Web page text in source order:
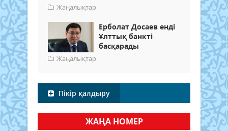
Жаңалықтар
Ерболат Досаев енді
Ұлттық банкті
басқарады
Жаңалықтар
Пікір қалдыру
ЖАҢА НОМЕР